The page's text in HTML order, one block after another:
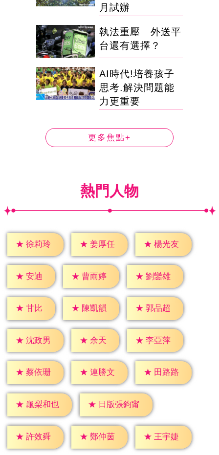
月試辦
執法重壓 外送平
台還有選擇？
AI時代!培養孩子
思考.解決問題能
力更重要
更多焦點+
熱門人物
★ 徐莉玲 ★ 姜厚任 ★ 楊光友
★ 安迪 ★ 曹雨婷 ★ 劉鑾雄
★ 甘比 ★ 陳凱韻 ★ 郭品超
★ 沈政男 ★ 余天 ★ 李亞萍
★ 蔡依珊 ★ 連勝文 ★ 田路路
★ 龜梨和也 ★ 日版張鈞甯
★ 許效舜 ★ 鄭仲茵 ★ 王宇婕